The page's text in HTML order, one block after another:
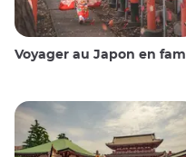
Voyager au Japon en famille